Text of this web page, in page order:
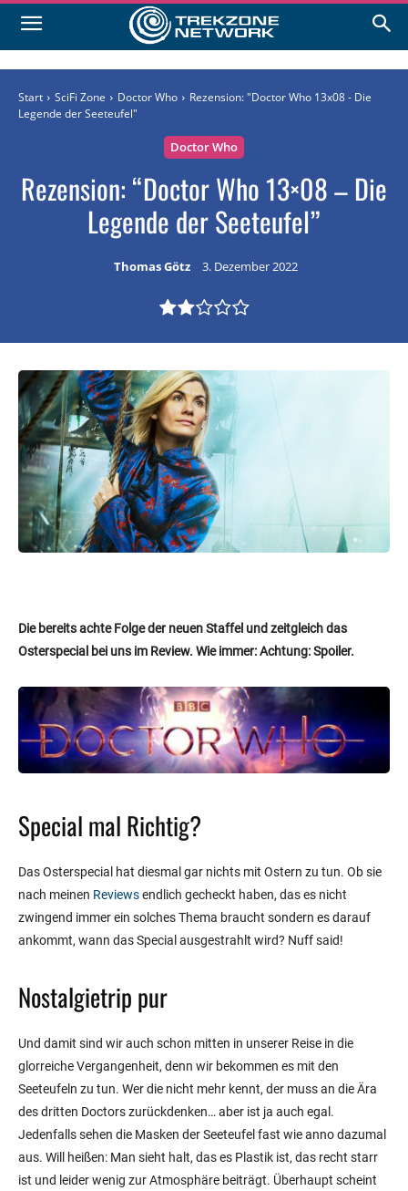
Start SciFi Zone Doctor Who
Rezension: "Doctor Who 13x08 - Die
Legende der Seeteufel"
Doctor Who
Rezension: “Doctor Who 13×08 – Die
Legende der Seeteufel”
Thomas Götz 3. Dezember 2022
Die bereits achte Folge der neuen Staffel und zeitgleich das
Osterspecial bei uns im Review. Wie immer: Achtung: Spoiler.
Special mal Richtig?
Das Osterspecial hat diesmal gar nichts mit Ostern zu tun. Ob sie
nach meinen Reviewsendlich gecheckt haben, das es nicht
zwingend immer ein solches Thema braucht sondern es darauf
ankommt, wann das Special ausgestrahlt wird? Nuff said!
Nostalgietrip pur
Und damit sind wir auch schon mitten in unserer Reise in die
glorreiche Vergangenheit, denn wir bekommen es mit den
Seeteufeln zu tun. Wer die nicht mehr kennt, der muss an die Ära
des dritten Doctors zurückdenken… aber ist ja auch egal.
Jedenfalls sehen die Masken der Seeteufel fast wie anno dazumal
aus. Will heißen: Man sieht halt, das es Plastik ist, das recht starr
ist und leider wenig zur Atmosphäre beiträgt. Überhaupt scheint